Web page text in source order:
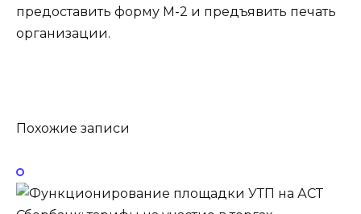
предоставить форму М-2 и предъявить печать
организации.
Похожие записи